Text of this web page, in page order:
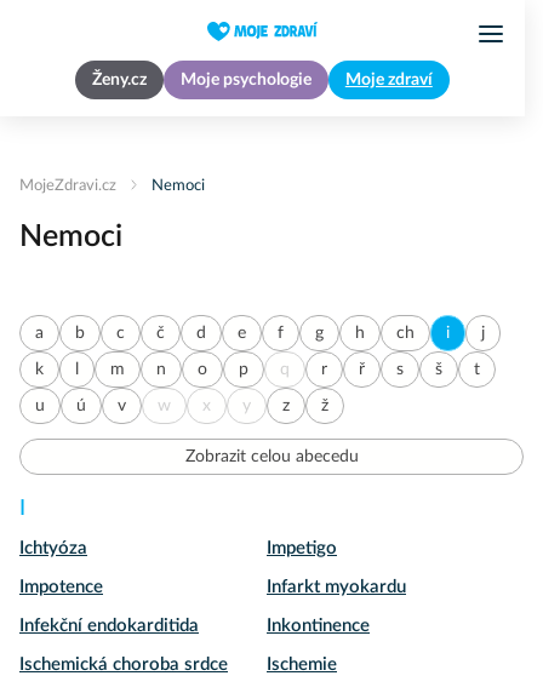
Ženy.cz Moje psychologie Moje zdraví
MojeZdravi.cz Nemoci
Nemoci
a b c č d e f g h ch i j
k m n o p q r ř s š t
u ú v w x y z ž
Zobrazit celou abecedu
Ichtyóza Impetigo
Impotence Infarkt myokardu
Infekční endokarditida Inkontinence
Ischemická choroba srdce Ischemie